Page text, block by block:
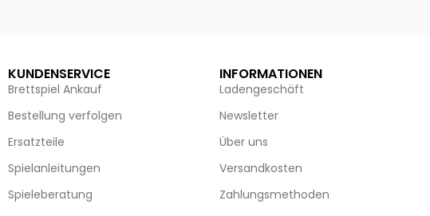
KUNDENSERVICE
Brettspiel Ankauf
Bestellung verfolgen
Ersatzteile
Spielanleitungen
Spieleberatung
INFORMATIONEN
Ladengeschäft
Newsletter
Über uns
Versandkosten
Zahlungsmethoden